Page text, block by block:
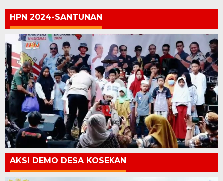
HPN 2024-SANTUNAN
AKSI DEMO DESA KOSEKAN